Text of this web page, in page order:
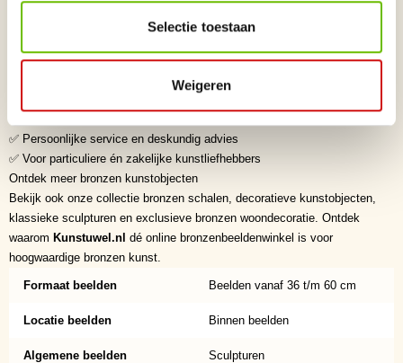
Selectie toestaan
Weigeren
✅ Dé online bronzenbeeldenwinkel voor exclusieve bronzen beelden en
✅ Zorgvuldig geselecteerde kunstenaars uit binnen- en buitenland
✅ Hoogwaardige kwaliteit en verfijnde afwerking
✅ Persoonlijke service en deskundig advies
✅ Voor particuliere én zakelijke kunstliefhebbers
Ontdek meer bronzen kunstobjecten
Bekijk ook onze collectie bronzen schalen, decoratieve kunstobjecten,
klassieke sculpturen en exclusieve bronzen woondecoratie. Ontdek
waarom Kunstuwel.nl dé online bronzenbeeldenwinkel is voor
hoogwaardige bronzen kunst.
Formaat beelden Beelden vanaf 36 t/m 60 cm
Locatie beelden Binnen beelden
Algemene beelden Sculpturen